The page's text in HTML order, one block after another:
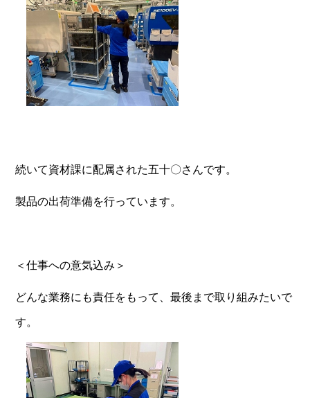
続いて資材課に配属された五十〇さんです。
製品の出荷準備を行っています。
＜仕事への意気込み＞
どんな業務にも責任をもって、最後まで取り組みたいで
す。